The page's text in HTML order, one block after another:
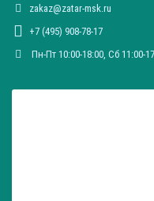
zakaz@zatar-msk.ru
+7 (495) 908-78-17
Пн-Пт 10:00-18:00, Сб 11:00-